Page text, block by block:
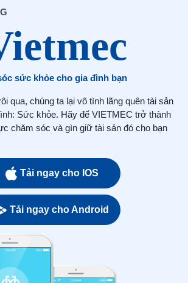
sức khỏe cho gia đình bạn
qua, chúng ta lại vô tình lãng quên tài sản
Sức khỏe. Hãy để VIETMEC trở thành
chăm sóc và gìn giữ tài sản đó cho bạn
Tải ngay cho IOS
Tải ngay cho Android